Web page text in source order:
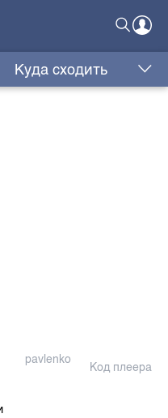
Куда сходить
pavlenko
Код плеера